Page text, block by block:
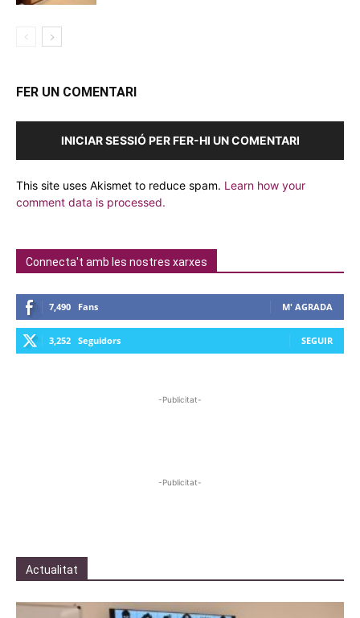
FER UN COMENTARI
INICIAR SESSIÓ PER FER-HI UN COMENTARI
This site uses Akismet to reduce spam. Learn how your
comment data is processed.
Connecta't amb les nostres xarxes
7,490 Fans M' AGRADA
3,252 Seguidors SEGUIR
-Publicitat-
-Publicitat-
Actualitat